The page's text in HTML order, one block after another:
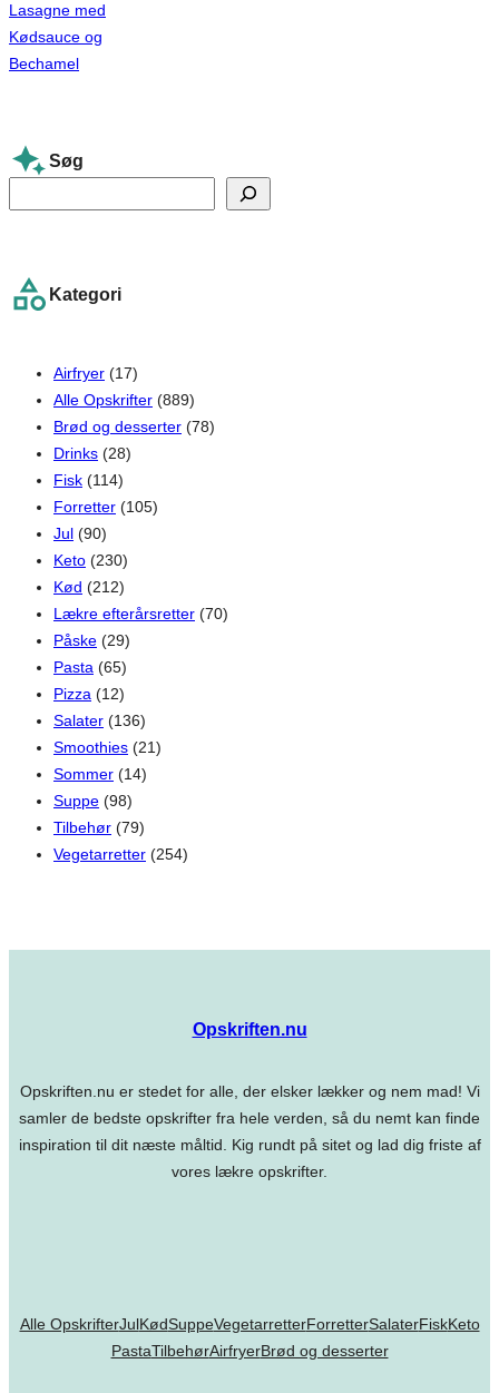
Søg
e
c
Kategori
Airfryer (17)
Alle Opskrifter (889)
Brød og desserter (78)
Drinks (28)
Fisk (114)
Forretter (105)
Jul (90)
Keto (230)
Kød (212)
Lækre efterårsretter (70)
Påske (29)
Pasta (65)
Pizza (12)
Salater (136)
Smoothies (21)
Sommer (14)
Suppe (98)
Tilbehør (79)
Vegetarretter (254)
Opskriften.nu
Opskriften.nu er stedet for alle, der elsker lækker og nem mad! Vi
samler de bedste opskrifter fra hele verden, så du nemt kan finde
inspiration til dit næste måltid. Kig rundt på sitet og lad dig friste af
vores lækre opskrifter.
Alle OpskrifterJulKødSuppeVegetarretterForretterSalaterFiskKeto
PastaTilbehørAirfryerBrød og desserter